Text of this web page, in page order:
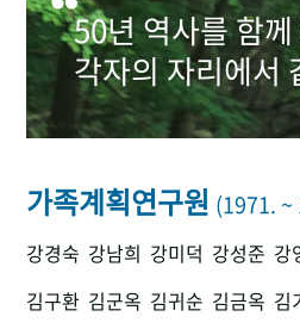
50년 역사를 함
각자의 자리에서
가족계획연구원 (1971. ~
강경숙 강남희 강미덕 강성준 강
김구환 김군옥 김귀순 김금옥 김